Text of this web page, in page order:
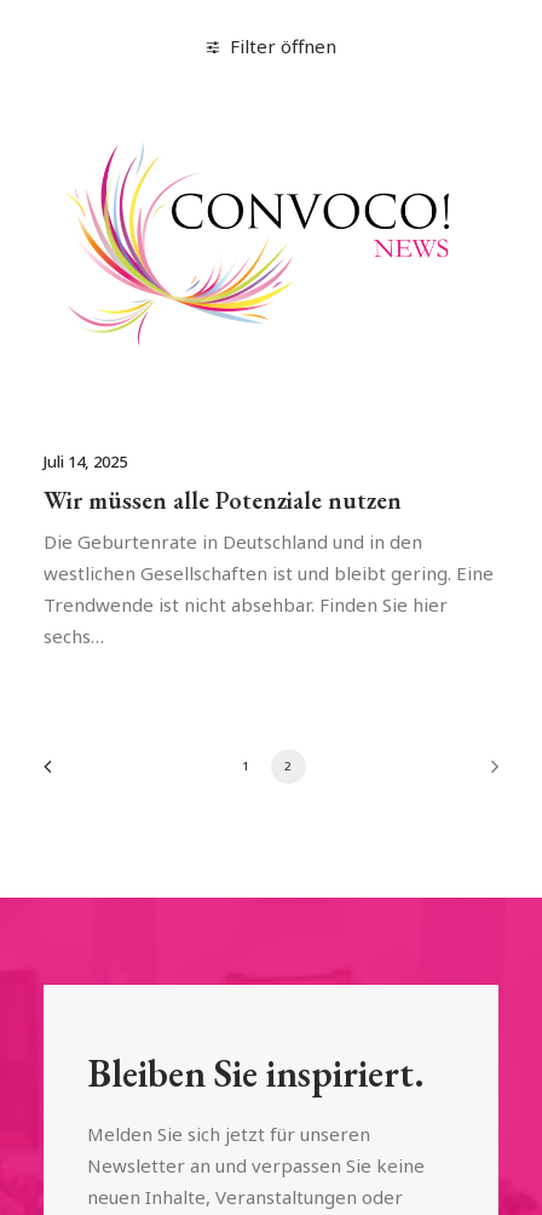
Filter öffnen
Juli 14, 2025
Wir müssen alle Potenziale nutzen
Die Geburtenrate in Deutschland und in den
westlichen Gesellschaften ist und bleibt gering. Eine
Trendwende ist nicht absehbar. Finden Sie hier
sechs…
1 2
Bleiben Sie inspiriert.
Melden Sie sich jetzt für unseren
Newsletter an und verpassen Sie keine
neuen Inhalte, Veranstaltungen oder